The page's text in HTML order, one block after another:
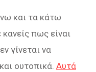
και τα κάτω
πως είναι
γίνεται να
ουτοπικά. Αυτά